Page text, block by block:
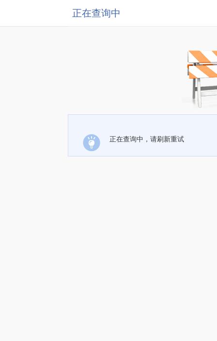
正在查询中
正在查询中，请刷新重试